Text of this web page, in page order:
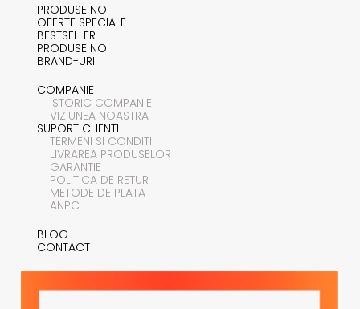
PRODUSE NOI
OFERTE SPECIALE
BESTSELLER
PRODUSE NOI
BRAND-URI
COMPANIE
ISTORIC COMPANIE
VIZIUNEA NOASTRA
SUPORT CLIENTI
TERMENI SI CONDITII
LIVRAREA PRODUSELOR
GARANTIE
POLITICA DE RETUR
METODE DE PLATA
ANPC
BLOG
CONTACT